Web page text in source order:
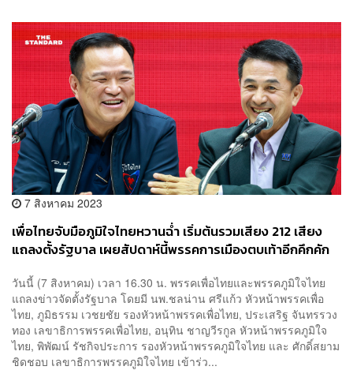
7 สิงหาคม 2023
เพื่อไทยจับมือภูมิใจไทยหวานฉ่ำ เริ่มต้นรวมเสียง 212 เสียง
แถลงตั้งรัฐบาล เผยสัปดาห์นี้พรรคการเมืองตบเท้าอีกคึกคัก
วันนี้ (7 สิงหาคม) เวลา 16.30 น. พรรคเพื่อไทยและพรรคภูมิใจไทย
แถลงข่าวจัดตั้งรัฐบาล โดยมี นพ.ชลน่าน ศรีแก้ว หัวหน้าพรรคเพื่อ
ไทย, ภูมิธรรม เวชยชัย รองหัวหน้าพรรคเพื่อไทย, ประเสริฐ จันทรรวง
ทอง เลขาธิการพรรคเพื่อไทย, อนุทิน ชาญวีรกูล หัวหน้าพรรคภูมิใจ
ไทย, พิพัฒน์ รัชกิจประการ รองหัวหน้าพรรคภูมิใจไทย และ ศักดิ์สยาม
ชิดชอบ เลขาธิการพรรคภูมิใจไทย เข้าร่ว...